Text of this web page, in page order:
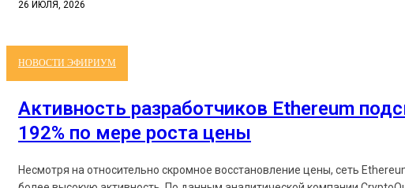
26 ИЮЛЯ, 2026
НОВОСТИ ЭФИРИУМ
Активность разработчиков Ethereum
192% по мере роста цены
Несмотря на относительно скромное восстановление цены, сеть